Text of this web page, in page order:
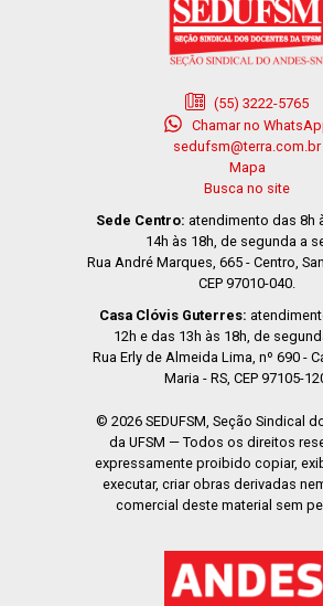
(55) 3222-5765
Chamar no
sedufsm@terra.com.br
Mapa
Busca no site
Sede Centro: atendimento das 8h
14h às 18h, de segunda a
Rua André Marques, 665 - Centro,
CEP 97010-040.
Casa Clóvis Guterres:
12h e das 13h às 18h, de
Rua Erly de Almeida Lima, nº 690 -
Maria - RS, CEP 97105-
© 2026 SEDUFSM, Seção Sindical
da UFSM — Todos os direitos
expressamente proibido copiar,
executar, criar obras derivadas
comercial deste material sem